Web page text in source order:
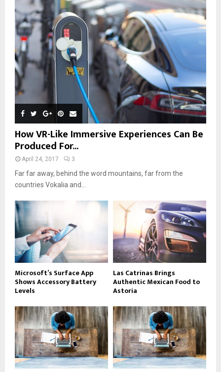
How VR-Like Immersive Experiences Can Be
Produced For...
April 24, 2017 3
Far far away, behind the word mountains, far from the
countries Vokalia and...
Microsoft’s Surface App
Shows Accessory Battery
Levels
Las Catrinas Brings
Authentic Mexican Food to
Astoria